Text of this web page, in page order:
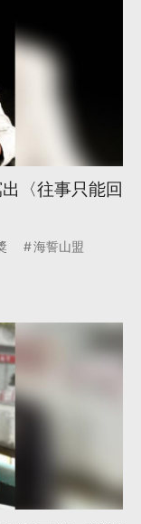
〈往事只能回
海誓山盟